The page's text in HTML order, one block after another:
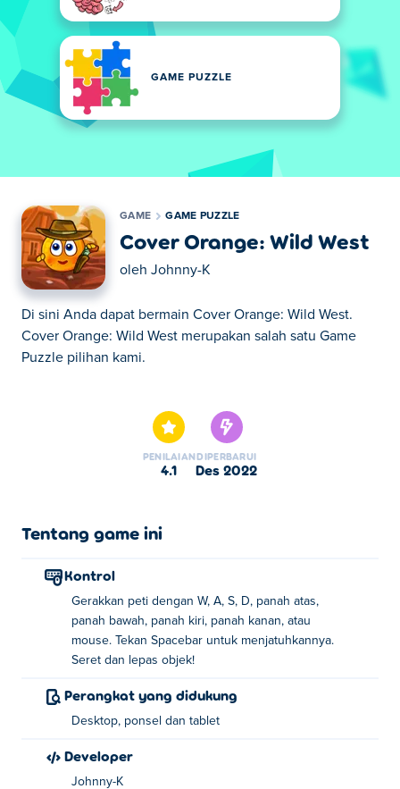
GAME PUZZLE
GAME GAME PUZZLE
Cover Orange: Wild West
oleh Johnny-K
Di sini Anda dapat bermain Cover Orange: Wild West.
Cover Orange: Wild West merupakan salah satu Game
Puzzle pilihan kami.
PENILAIAN
4.1
DIPERBARUI
Des 2022
Tentang game ini
Kontrol
Gerakkan peti dengan W, A, S, D, panah atas,
panah bawah, panah kiri, panah kanan, atau
mouse. Tekan Spacebar untuk menjatuhkannya.
Seret dan lepas objek!
Perangkat yang didukung
Desktop, ponsel dan tablet
Developer
Johnny-K